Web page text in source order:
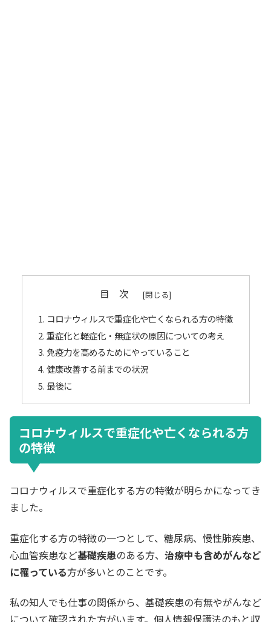
目 次
コロナウィルスで重症化や亡くなられる方の特徴
重症化と軽症化・無症状の原因についての考え
免疫力を高めるためにやっていること
健康改善する前までの状況
最後に
コロナウィルスで重症化や亡くなられる方
の特徴
コロナウィルスで重症化する方の特徴が明らかになってき
ました。
重症化する方の特徴の一つとして、糖尿病、慢性肺疾患、
心血管疾患など基礎疾患のある方、 治療中も含めがんなど
に罹っている方が多いとのことです。
私の知人でも仕事の関係から、基礎疾患の有無やがんなど
について確認された方がいます。個人情報保護法のもと収